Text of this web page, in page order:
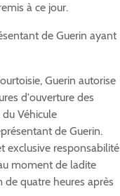
à ce jour.
de Guerin ayant
Guerin autorise
d'ouverture des
Véhicule
de Guerin.
exclusive responsabilité
moment de ladite
quatre heures après